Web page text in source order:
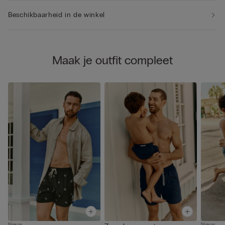
Beschikbaarheid in de winkel
Maak je outfit compleet